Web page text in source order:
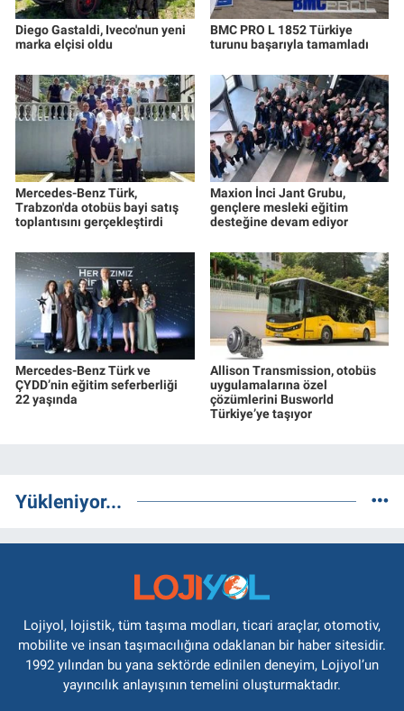
Diego Gastaldi, Iveco'nun yeni
marka elçisi oldu
BMC PRO L 1852 Türkiye
turunu başarıyla tamamladı
Mercedes-Benz Türk,
Trabzon'da otobüs bayi satış
toplantısını gerçekleştirdi
Maxion İnci Jant Grubu,
gençlere mesleki eğitim
desteğine devam ediyor
Mercedes-Benz Türk ve
ÇYDD’nin eğitim seferberliği
22 yaşında
Allison Transmission, otobüs
uygulamalarına özel
çözümlerini Busworld
Türkiye’ye taşıyor
Yükleniyor...
Lojiyol, lojistik, tüm taşıma modları, ticari araçlar, otomotiv,
mobilite ve insan taşımacılığına odaklanan bir haber sitesidir.
1992 yılından bu yana sektörde edinilen deneyim, Lojiyol’un
yayıncılık anlayışının temelini oluşturmaktadır.